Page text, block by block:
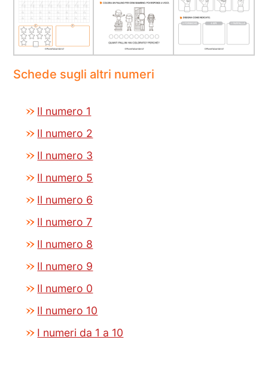
Schede sugli altri numeri
Il numero 1
Il numero 2
Il numero 3
Il numero 5
Il numero 6
Il numero 7
Il numero 8
Il numero 9
Il numero 0
Il numero 10
I numeri da 1 a 10